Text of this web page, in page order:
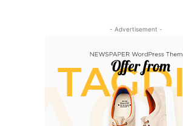
- Advertisement -